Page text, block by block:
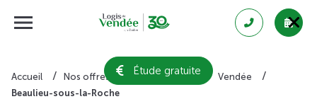
Étude gratuite
Accueil Nos offres de maison + terrain
Vendée
Beaulieu-sous-la-Roche